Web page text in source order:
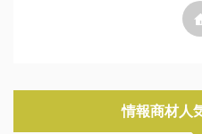
情報商材人